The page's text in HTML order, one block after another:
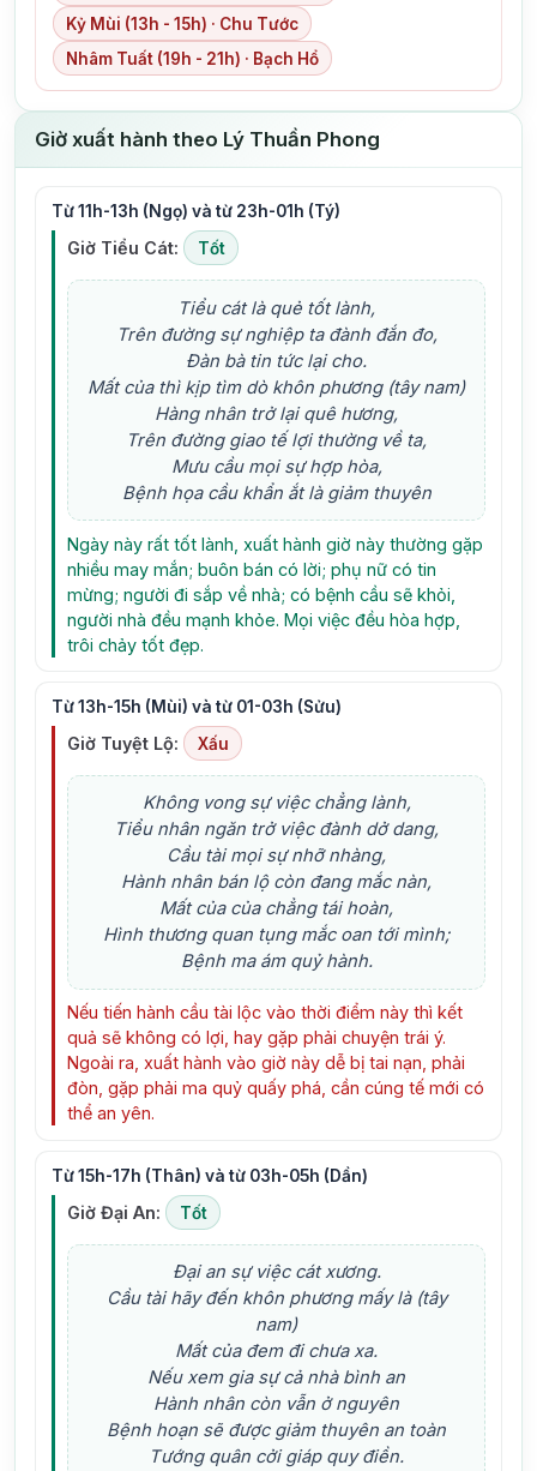
Kỷ Mùi (13h - 15h) · Chu Tước
Nhâm Tuất (19h - 21h) · Bạch Hổ
Giờ xuất hành theo Lý Thuần Phong
Từ 11h-13h (Ngọ) và từ 23h-01h (Tý)
Giờ Tiểu Cát: Tốt
Tiểu cát là quẻ tốt lành,
Trên đường sự nghiệp ta đành đắn đo,
Đàn bà tin tức lại cho.
Mất của thì kịp tìm dò khôn phương (tây nam)
Hàng nhân trở lại quê hương,
Trên đường giao tế lợi thường về ta,
Mưu cầu mọi sự hợp hòa,
Bệnh họa cầu khẩn ắt là giảm thuyên
Ngày này rất tốt lành, xuất hành giờ này thường gặp
nhiều may mắn; buôn bán có lời; phụ nữ có tin
mừng; người đi sắp về nhà; có bệnh cầu sẽ khỏi,
người nhà đều mạnh khỏe. Mọi việc đều hòa hợp,
trôi chảy tốt đẹp.
Từ 13h-15h (Mùi) và từ 01-03h (Sửu)
Giờ Tuyệt Lộ: Xấu
Không vong sự việc chẳng lành,
Tiểu nhân ngăn trở việc đành dở dang,
Cầu tài mọi sự nhỡ nhàng,
Hành nhân bán lộ còn đang mắc nàn,
Mất của của chẳng tái hoàn,
Hình thương quan tụng mắc oan tới mình;
Bệnh ma ám quỷ hành.
Nếu tiến hành cầu tài lộc vào thời điểm này thì kết
quả sẽ không có lợi, hay gặp phải chuyện trái ý.
Ngoài ra, xuất hành vào giờ này dễ bị tai nạn, phải
đòn, gặp phải ma quỷ quấy phá, cần cúng tế mới có
thể an yên.
Từ 15h-17h (Thân) và từ 03h-05h (Dần)
Giờ Đại An: Tốt
Đại an sự việc cát xương.
Cầu tài hãy đến khôn phương mấy là (tây
nam)
Mất của đem đi chưa xa.
Nếu xem gia sự cả nhà bình an
Hành nhân còn vẫn ở nguyên
Bệnh hoạn sẽ được giảm thuyên an toàn
Tướng quân cởi giáp quy điền.